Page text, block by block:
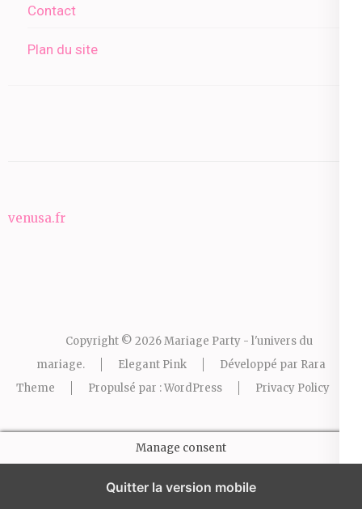
Contact
Plan du site
venusa.fr
Copyright © 2026Mariage Party - l'univers du
mariage. Elegant Pink Développé par Rara
Theme
Propulsé par :WordPress Privacy Policy
Manage consent
Quitter la version mobile